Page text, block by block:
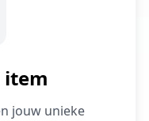
item
jouw unieke